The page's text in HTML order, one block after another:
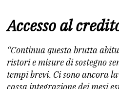
Accesso al
“Continua questa brutta
ristori e misure di sostegno
tempi brevi. Ci sono ancora